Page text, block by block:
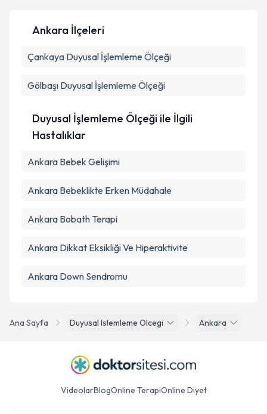
Ana Sayfa Duyusal Islemleme Olcegi Ankara
Ankara İlçeleri
Çankaya Duyusal İşlemleme Ölçeği
Gölbaşı Duyusal İşlemleme Ölçeği
Duyusal İşlemleme Ölçeği ile İlgili
Hastalıklar
Ankara Bebek Gelişimi
Ankara Bebeklikte Erken Müdahale
Ankara Bobath Terapi
Ankara Dikkat Eksikliği Ve Hiperaktivite
Ankara Down Sendromu
VideolarBlogOnline TerapiOnline Diyet